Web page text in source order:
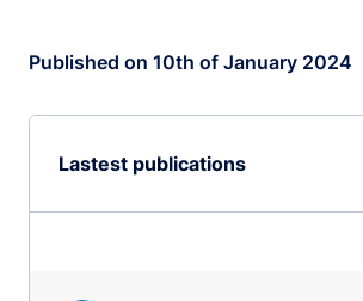
Published on 10th of January 2024
Lastest publications